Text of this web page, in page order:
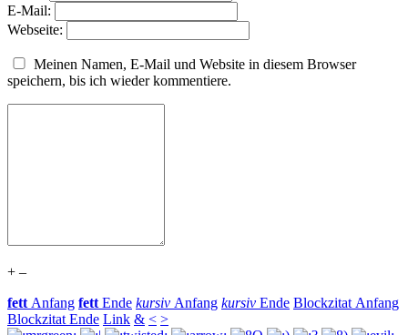
E-Mail:
Webseite:
Meinen Namen, E-Mail und Website in diesem Browser
speichern, bis ich wieder kommentiere.
+ –
fett Anfang fett Ende kursiv Anfang kursiv Ende Blockzitat Anfang
Blockzitat Ende Link & < >